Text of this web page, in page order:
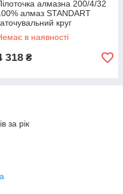
алмазна 200/4/32
алмаз STANDART
круг
в наявності
318 ₴
за рік